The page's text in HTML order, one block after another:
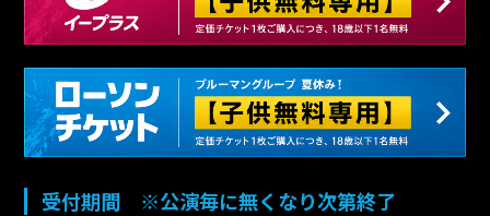
受付期間 ※公演毎に無くなり次第終了